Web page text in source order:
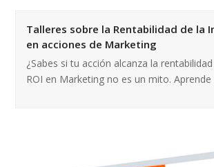
Talleres sobre la Rentabilidad de la
en acciones de Marketing
¿Sabes si tu acción alcanza la rentabilidad
ROI en Marketing no es un mito. Aprende